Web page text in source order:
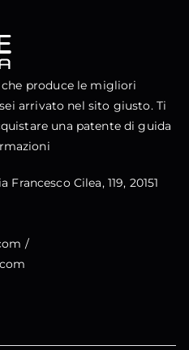
che produce le migliori
arrivato nel sito giusto. Ti
una patente di guida
Cilea, 119, 20151
/